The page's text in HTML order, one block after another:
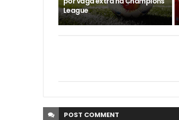
League
POST COMMENT